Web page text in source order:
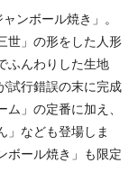
ンボール焼き」。
世」の形をした人形
ふんわりした生地
試行錯誤の末に完成
」の定番に加え、
」なども登場しま
ボール焼き」も限定